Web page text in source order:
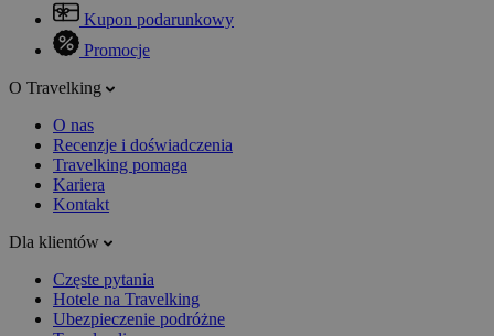
Kupon podarunkowy
Promocje
O Travelking
O nas
Recenzje i doświadczenia
Travelking pomaga
Kariera
Kontakt
Dla klientów
Częste pytania
Hotele na Travelking
Ubezpieczenie podróżne